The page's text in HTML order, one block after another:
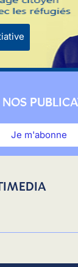
Je m'abonne